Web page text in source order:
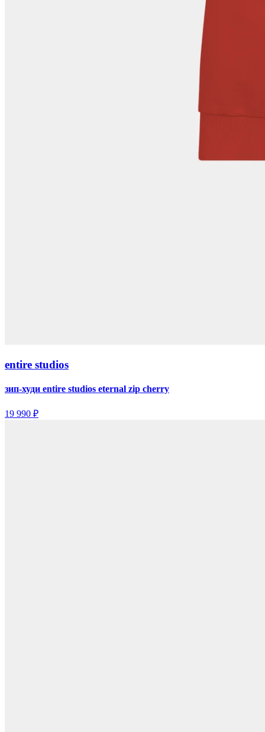
entire studios
зип-худи entire studios eternal zip cherry
19 990 ₽